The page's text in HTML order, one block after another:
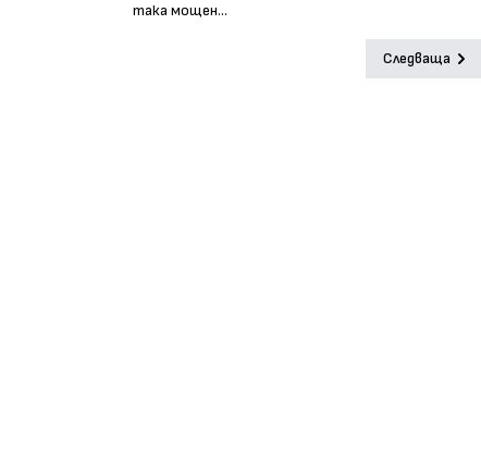
така мощен...
Следваща